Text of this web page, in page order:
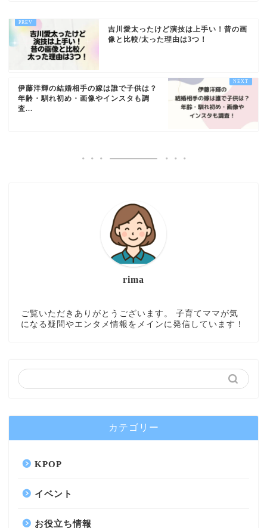
吉川愛太ったけど演技は上手い！昔の画
像と比較/太った理由は3つ！
伊藤洋輝の結婚相手の嫁は誰で子供は？
年齢・馴れ初め・画像やインスタも調
査...
rima
ご覧いただきありがとうございます。 子育てママが気
になる疑問やエンタメ情報をメインに発信しています！
カテゴリー
KPOP
イベント
お役立ち情報